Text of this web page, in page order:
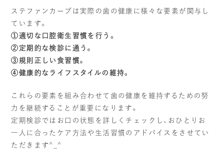
ステファンカーブは実際の歯の健康に様々な要素が関与し
ています。
①適切な口腔衛生習慣を行う。
②定期的な検診に通う。
③規則正しい食習慣。
④健康的なライフスタイルの維持。
これらの要素を組み合わせて歯の健康を維持するための努
力を継続することが重要になります。
定期検診ではお口の状態を詳しくチェックし、おひとりお
一人に合ったケア方法や生活習慣のアドバイスをさせてい
ただきます^_^